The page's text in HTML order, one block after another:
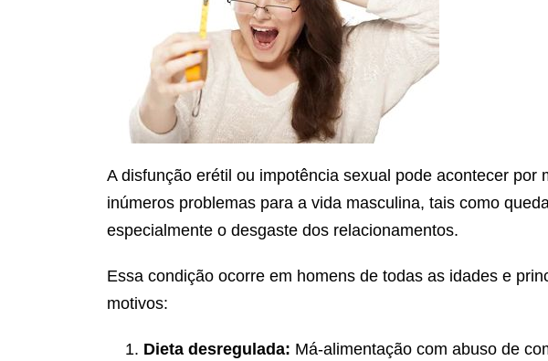
A disfunção erétil ou impotência sexual pode acontecer por
inúmeros problemas para a vida masculina, tais como
especialmente o desgaste dos relacionamentos.
Essa condição ocorre em homens de todas as idades e
motivos:
Dieta desregulada: Má-alimentação com abuso de